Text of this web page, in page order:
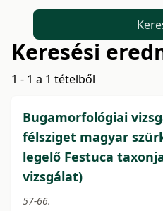
Keresési
1 - 1 a 1 tételből
Bugamorfológiai
félsziget magyar
legelő Festuca
vizsgálat)
57-66.